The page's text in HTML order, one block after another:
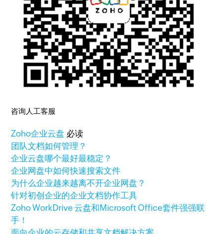
咨询人工客服
Zoho企业云盘 必读
团队文档如何管理？
企业云盘哪个最好最稳定？
企业网盘中如何快速搜索文件
为什么企业越来越离不开企业网盘？
针对初创企业的企业文档协作工具
Zoho WorkDrive 云盘和Microsoft Office套件强强联
手！